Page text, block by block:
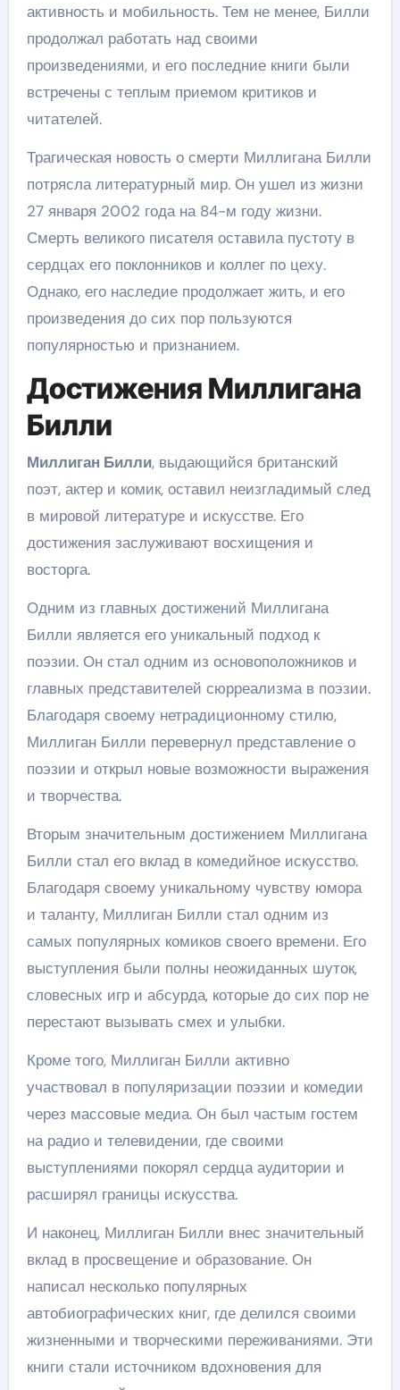
активность и мобильность. Тем не менее, Билли
продолжал работать над своими
произведениями, и его последние книги были
встречены с теплым приемом критиков и
читателей.
Трагическая новость о смерти Миллигана Билли
потрясла литературный мир. Он ушел из жизни
27 января 2002 года на 84-м году жизни.
Смерть великого писателя оставила пустоту в
сердцах его поклонников и коллег по цеху.
Однако, его наследие продолжает жить, и его
произведения до сих пор пользуются
популярностью и признанием.
Достижения Миллигана
Билли
Миллиган Билли, выдающийся британский
поэт, актер и комик, оставил неизгладимый след
в мировой литературе и искусстве. Его
достижения заслуживают восхищения и
восторга.
Одним из главных достижений Миллигана
Билли является его уникальный подход к
поэзии. Он стал одним из основоположников и
главных представителей сюрреализма в поэзии.
Благодаря своему нетрадиционному стилю,
Миллиган Билли перевернул представление о
поэзии и открыл новые возможности выражения
и творчества.
Вторым значительным достижением Миллигана
Билли стал его вклад в комедийное искусство.
Благодаря своему уникальному чувству юмора
и таланту, Миллиган Билли стал одним из
самых популярных комиков своего времени. Его
выступления были полны неожиданных шуток,
словесных игр и абсурда, которые до сих пор не
перестают вызывать смех и улыбки.
Кроме того, Миллиган Билли активно
участвовал в популяризации поэзии и комедии
через массовые медиа. Он был частым гостем
на радио и телевидении, где своими
выступлениями покорял сердца аудитории и
расширял границы искусства.
И наконец, Миллиган Билли внес значительный
вклад в просвещение и образование. Он
написал несколько популярных
автобиографических книг, где делился своими
жизненными и творческими переживаниями. Эти
книги стали источником вдохновения для